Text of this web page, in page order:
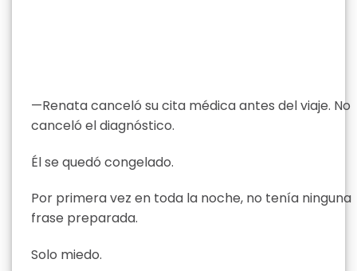
—Renata canceló su cita médica antes del viaje. No
canceló el diagnóstico.
Él se quedó congelado.
Por primera vez en toda la noche, no tenía ninguna
frase preparada.
Solo miedo.